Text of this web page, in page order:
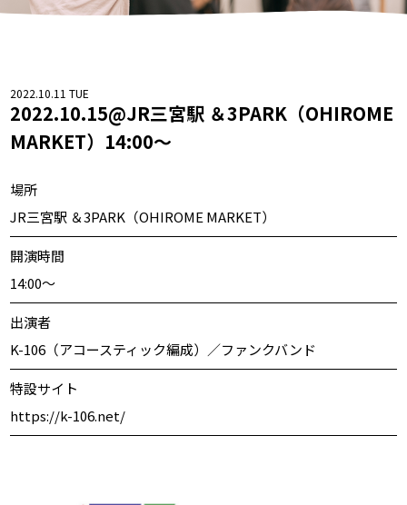
2022.10.11 TUE
2022.10.15@JR三宮駅 ＆3PARK（OHIROME
MARKET）14:00～
場所
JR三宮駅 ＆3PARK（OHIROME MARKET）
開演時間
14:00〜
出演者
K-106（アコースティック編成）／ファンクバンド
特設サイト
https://k-106.net/